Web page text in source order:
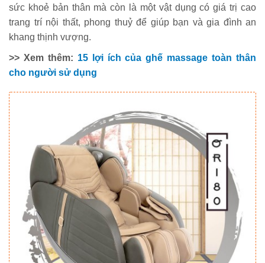
sức khoẻ bản thân mà còn là một vật dụng có giá trị cao
trang trí nội thất, phong thuỷ để giúp bạn và gia đình an
khang thịnh vượng.
>> Xem thêm: 15 lợi ích của ghế massage toàn thân
cho người sử dụng